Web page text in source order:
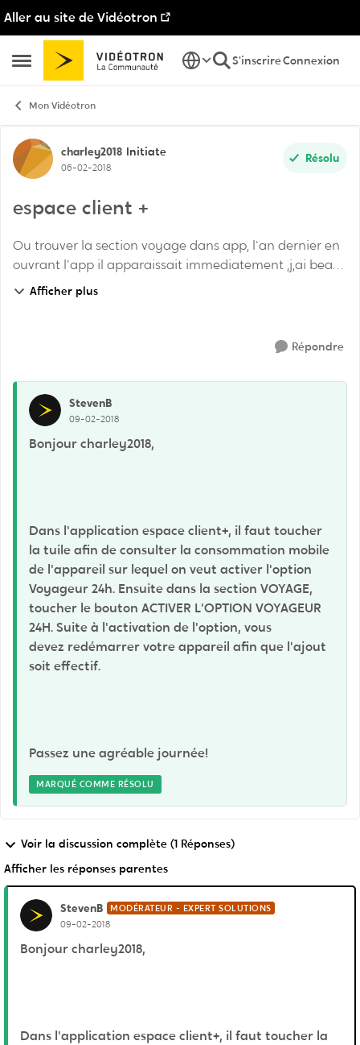
Aller au site de Vidéotron
Ouvrir Menu Latéral
Passer au contenu
S'inscrireConnexion
Mon Vidéotron
Discussion de forum
charley2018 Initiate
06-02-2018
Résolu
espace client +
Ou trouver la section voyage dans app, l'an dernier en
ouvrant l'app il apparaissait immediatement ,j,ai beau
chercher je ne le trouve pas , je dois aller sur mon
Afficher plus
Répondre
StevenB
09-02-2018
Bonjour charley2018,
Dans l'application espace client+, il faut toucher
la tuile afin de consulter la consommation mobile
de l'appareil sur lequel on veut activer l'option
Voyageur 24h. Ensuite dans la section VOYAGE,
toucher le bouton ACTIVER L'OPTION VOYAGEUR
24H. Suite à l'activation de l'option, vous
devez redémarrer votre appareil afin que l'ajout
soit effectif.
Passez une agréable journée!
MARQUÉ COMME RÉSOLU
Voir la discussion complète (1 Réponses)
Afficher les réponses parentes
StevenB MODÉRATEUR - EXPERT SOLUTIONS
09-02-2018
Bonjour charley2018,
Dans l'application espace client+, il faut toucher la